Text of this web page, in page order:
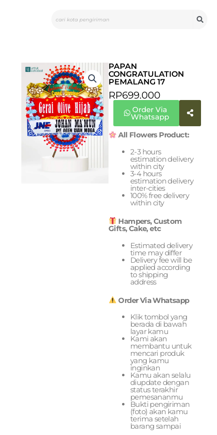
PAPAN
CONGRATULATION
PEMALANG 17
RP699.000
Order Via
Whatsapp
All Flowers Product:
2-3 hours
estimation delivery
within city
3-4 hours
estimation delivery
inter-cities
100% free delivery
within city
Hampers, Custom
Gifts, Cake, etc
Estimated delivery
time may differ
Delivery fee will be
applied according
to shipping
address
Order Via Whatsapp
Klik tombol yang
berada di bawah
layar kamu
Kami akan
membantu untuk
mencari produk
yang kamu
inginkan
Kamu akan selalu
diupdate dengan
status terakhir
pemesananmu
Bukti pengiriman
(foto) akan kamu
terima setelah
barang sampai